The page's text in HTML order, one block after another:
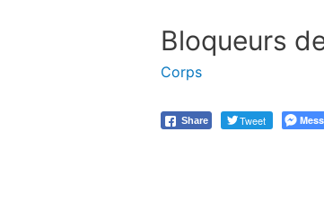
Bloqueurs
Corps
Share Tweet